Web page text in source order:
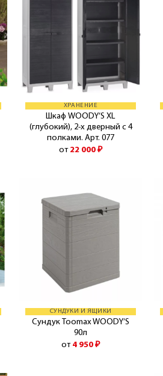
ХРАНЕНИЕ
Шкаф WOODY’S XL
(глубокий), 2-х дверный с 4
полками. Арт. 077
от 22 000₽
СУНДУКИ И ЯЩИКИ
Сундук Toomax WOODY’S
90л
от 4 950₽